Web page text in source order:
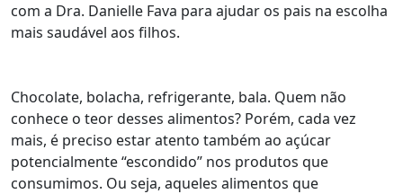
com a Dra. Danielle Fava para ajudar os pais na escolha
mais saudável aos filhos.
Chocolate, bolacha, refrigerante, bala. Quem não
conhece o teor desses alimentos? Porém, cada vez
mais, é preciso estar atento também ao açúcar
potencialmente “escondido” nos produtos que
consumimos. Ou seja, aqueles alimentos que